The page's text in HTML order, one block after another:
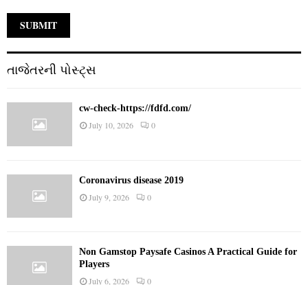
તાજેતરની પોસ્ટ્સ
cw-check-https://fdfd.com/
July 10, 2026 0
Coronavirus disease 2019
July 9, 2026 0
Non Gamstop Paysafe Casinos A Practical Guide for
Players
July 6, 2026 0